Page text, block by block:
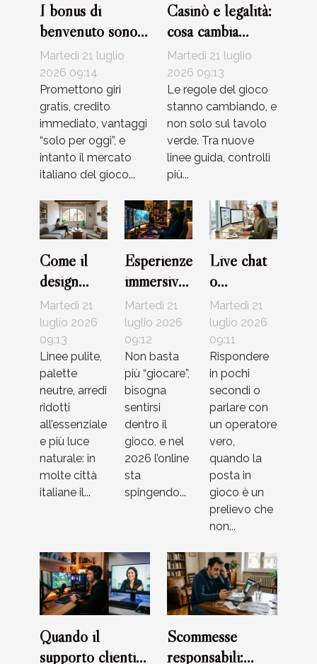
I bonus di
benvenuto sono
davvero
convenienti?
Martedì 21 luglio
2026 09:14
Promettono giri
gratis, credito
immediato, vantaggi
“solo per oggi”, e
intanto il mercato
italiano del gioco...
Casinò e legalità:
cosa cambia
davvero con le
nuove
regolamentazioni?
Martedì 21 luglio
2026 09:13
Le regole del gioco
stanno cambiando, e
non solo sul tavolo
verde. Tra nuove
linee guida, controlli
più...
Come il
design
minimalista
sta
cambiando
l’estetica
delle case
italiane
Martedì 21
luglio 2026
09:13
Linee pulite,
palette
neutre, arredi
ridotti
all’essenziale
e più luce
naturale: in
molte città
italiane il...
Esperienze
immersive
nei giochi
online:
oltre le
semplici
regole
Martedì 21
luglio 2026
09:12
Non basta
più “giocare”,
bisogna
sentirsi
dentro il
gioco, e nel
2026 l’online
sta
spingendo...
Live chat
o
telefono?
Evoluzione
del
supporto
nei casinò
virtuali
Martedì 21
luglio 2026
09:11
Rispondere
in pochi
secondi o
parlare con
un operatore
vero,
quando la
posta in
gioco è un
prelievo che
non...
Quando il
supporto clienti
Scommesse
responsabili: